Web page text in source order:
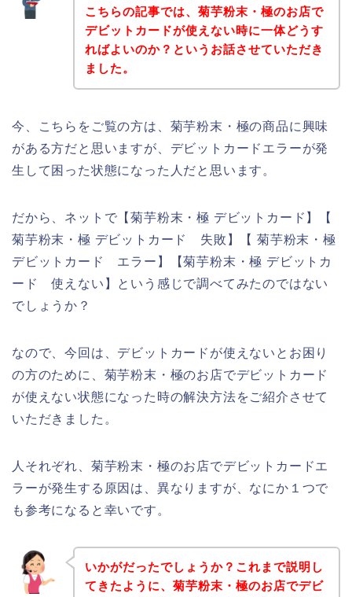
こちらの記事では、菊芋粉末・極のお店で
デビットカードが使えない時に一体どうす
ればよいのか？というお話させていただき
ました。
今、こちらをご覧の方は、菊芋粉末・極の商品に興味
がある方だと思いますが、デビットカードエラーが発
生して困った状態になった人だと思います。
だから、ネットで【菊芋粉末・極 デビットカード】【
菊芋粉末・極 デビットカード 失敗】【 菊芋粉末・極
デビットカード エラー】【菊芋粉末・極 デビットカ
ード 使えない】という感じで調べてみたのではない
でしょうか？
なので、今回は、デビットカードが使えないとお困り
の方のために、菊芋粉末・極のお店でデビットカード
が使えない状態になった時の解決方法をご紹介させて
いただきました。
人それぞれ、菊芋粉末・極のお店でデビットカードエ
ラーが発生する原因は、異なりますが、なにか１つで
も参考になると幸いです。
いかがだったでしょうか？これまで説明し
てきたように、菊芋粉末・極のお店でデビ